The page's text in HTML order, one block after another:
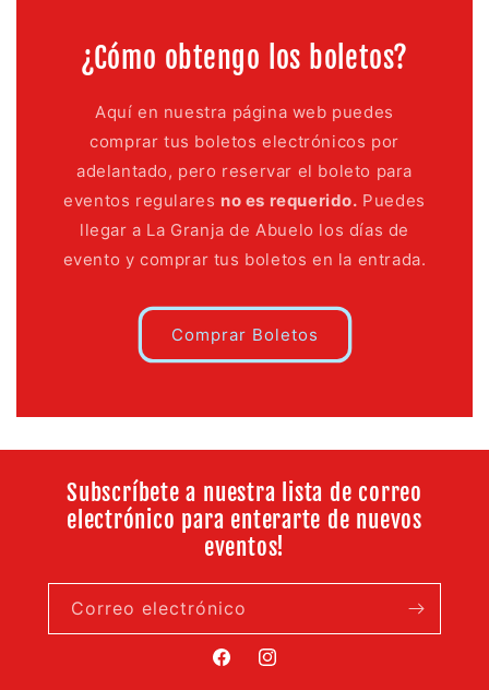
¿Cómo obtengo los boletos?
Aquí en nuestra página web puedes
comprar tus boletos electrónicos por
adelantado, pero reservar el boleto para
eventos regulares no es requerido. Puedes
llegar a La Granja de Abuelo los días de
evento y comprar tus boletos en la entrada.
Comprar Boletos
Subscríbete a nuestra lista de correo
electrónico para enterarte de nuevos
eventos!
Correo electrónico
FacebookInstagram